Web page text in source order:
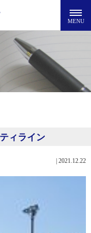
ィライン
2021.12.22